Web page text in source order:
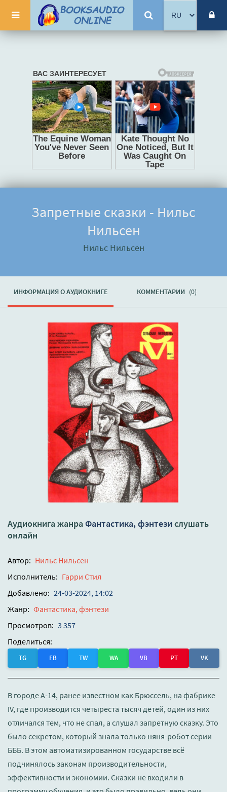
Запретные сказки - Нильс
Нильсен
Нильс Нильсен
ИНФОРМАЦИЯ О АУДИОКНИГЕ КОММЕНТАРИИ (0)
Аудиокнига жанра Фантастика, фэнтези слушать
онлайн
Автор: Нильс Нильсен
Исполнитель: Гарри Стил
Добавлено: 24-03-2024, 14:02
Жанр: Фантастика, фэнтези
Просмотров: 3 357
Поделиться:
TG FB TW WA VB PT VK
В городе А-14, ранее известном как Брюссель, на фабрике
IV, где производится четыреста тысяч детей, один из них
отличался тем, что не спал, а слушал запретную сказку. Это
было секретом, который знала только няня-робот серии
БББ. В этом автоматизированном государстве всё
подчинялось законам производительности,
эффективности и экономии. Сказки не входили в